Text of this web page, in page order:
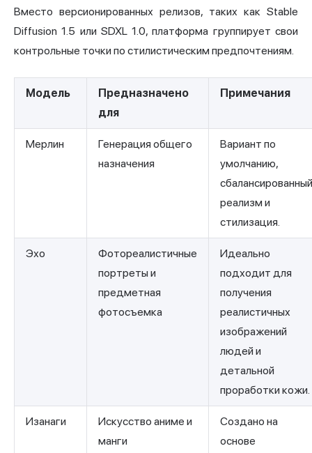
Вместо версионированных релизов, таких как Stable
Diffusion 1.5 или SDXL 1.0, платформа группирует свои
контрольные точки по стилистическим предпочтениям.
Модель
Предназначено
для
Примечания
Мерлин
Генерация общего
назначения
Вариант по
умолчанию,
сбалансированный
реализм и
стилизация.
Эхо
Фотореалистичные
портреты и
предметная
фотосъемка
Идеально
подходит для
получения
реалистичных
изображений
людей и
детальной
проработки кожи.
Изанаги
Искусство аниме и
манги
Создано на
основе